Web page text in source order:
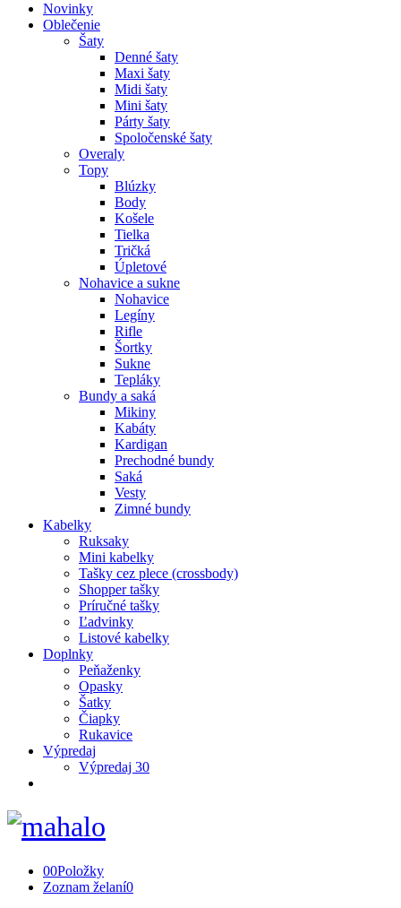
Novinky
Oblečenie
Šaty
Denné šaty
Maxi šaty
Midi šaty
Mini šaty
Párty šaty
Spoločenské šaty
Overaly
Topy
Blúzky
Body
Košele
Tielka
Tričká
Úpletové
Nohavice a sukne
Nohavice
Legíny
Rifle
Šortky
Sukne
Tepláky
Bundy a saká
Mikiny
Kabáty
Kardigan
Prechodné bundy
Saká
Vesty
Zimné bundy
Kabelky
Ruksaky
Mini kabelky
Tašky cez plece (crossbody)
Shopper tašky
Príručné tašky
Ľadvinky
Listové kabelky
Doplnky
Peňaženky
Opasky
Šatky
Čiapky
Rukavice
Výpredaj
Výpredaj 30
00Položky
Zoznam želaní0